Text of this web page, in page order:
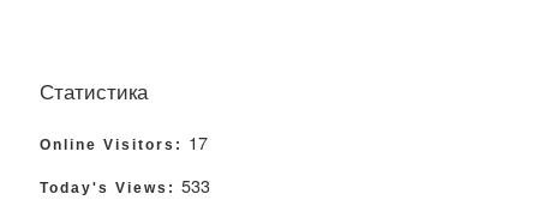
Статистика
Online Visitors: 17
Today's Views: 533